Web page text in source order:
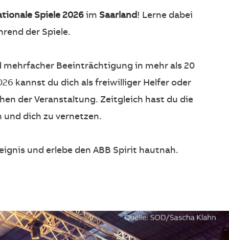
Spiele 2026 im Saarland! Lerne dabei
der Spiele.
Beeinträchtigung in mehr als 20
kannst du dich als freiwilliger Helfer oder
der Veranstaltung. Zeitgleich hast du die
dich zu vernetzen.
und erlebe den ABB Spirit hautnah.